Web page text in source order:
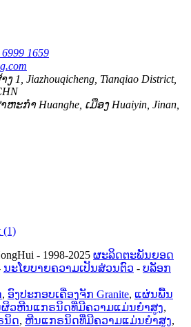
1659
1, Jiazhouqicheng, Tianqiao District,
ະ​ກໍາ Huanghe​, ເມືອງ Huaiyin​, Jinan​,
- 1998-2025 ຜະລິດຕະພັນຍອດ
ນະໂຍບາຍຄວາມເປັນສ່ວນຕົວ - ບລັອກ
, ອົງປະກອບເຄື່ອງຈັກ Granite, ແຜ່ນພື້ນ
ວຫີນແກຣນິດທີ່ມີຄວາມແມ່ນຍໍາສູງ,
ນິດ, ຫີນແກຣນິດທີ່ມີຄວາມແມ່ນຍໍາສູງ,